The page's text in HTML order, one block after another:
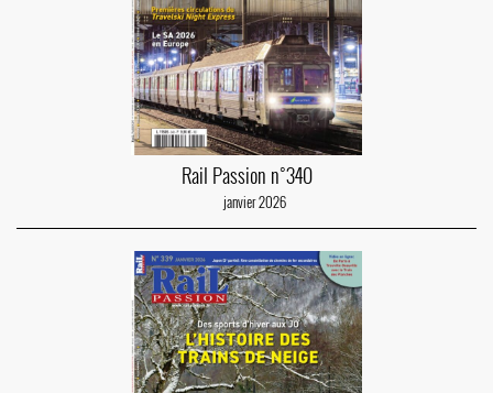
Rail Passion n°340
janvier 2026